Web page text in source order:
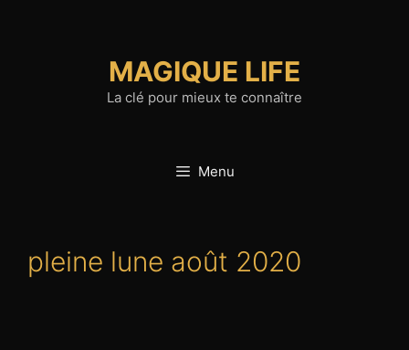
MAGIQUE LIFE
La clé pour mieux te connaître
Menu
pleine lune août 2020